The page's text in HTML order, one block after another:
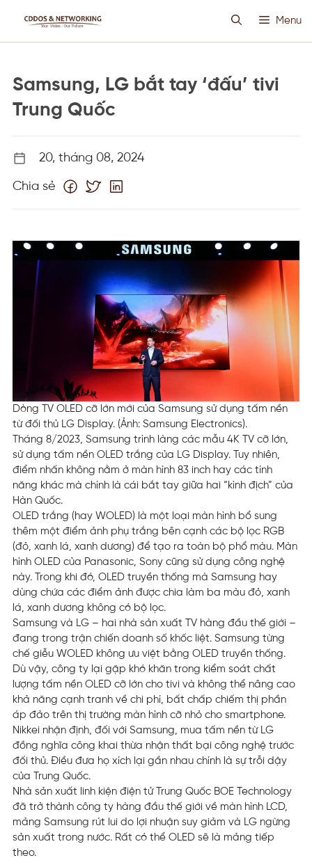
Menu
CLOUD VPS
PROXY CUSTOM
TIN TỨC
Samsung, LG bắt tay ‘đấu’ tivi
Trung Quốc
20, tháng 08, 2024
Chia sẻ
Dòng TV OLED cỡ lớn mới của Samsung sử dụng tấm nền
từ đối thủ LG Display. (Ảnh: Samsung Electronics).
Tháng 8/2023, Samsung trình làng các mẫu 4K TV cỡ lớn,
sử dụng tấm nền OLED trắng của LG Display. Tuy nhiên,
điểm nhấn không nằm ở màn hình 83 inch hay các tính
năng khác mà chính là cái bắt tay giữa hai “kình địch” của
Hàn Quốc.
OLED trắng (hay WOLED) là một loại màn hình bổ sung
thêm một điểm ảnh phụ trắng bên cạnh các bộ lọc RGB
(đỏ, xanh lá, xanh dương) để tạo ra toàn bộ phổ màu. Màn
hình OLED của Panasonic, Sony cũng sử dụng công nghệ
này. Trong khi đó, OLED truyền thống mà Samsung hay
dùng chứa các điểm ảnh được chia làm ba màu đỏ, xanh
lá, xanh dương không có bộ lọc.
Samsung và LG – hai nhà sản xuất TV hàng đầu thế giới –
đang trong trận chiến doanh số khốc liệt. Samsung từng
chế giễu WOLED không ưu việt bằng OLED truyền thống.
Dù vậy, công ty lại gặp khó khăn trong kiểm soát chất
lượng tấm nền OLED cỡ lớn cho tivi và không thể nâng cao
khả năng cạnh tranh về chi phí, bất chấp chiếm thị phần
áp đảo trên thị trường màn hình cỡ nhỏ cho smartphone.
Nikkei nhận định, đối với Samsung, mua tấm nền từ LG
đồng nghĩa công khai thừa nhận thất bại công nghệ trước
đối thủ. Điều đưa họ xích lại gần nhau chính là sự trỗi dậy
của Trung Quốc.
Nhà sản xuất linh kiện điện tử Trung Quốc BOE Technology
đã trở thành công ty hàng đầu thế giới về màn hình LCD,
mảng Samsung rút lui do lợi nhuận suy giảm và LG ngừng
sản xuất trong nước. Rất có thể OLED sẽ là mảng tiếp
theo.